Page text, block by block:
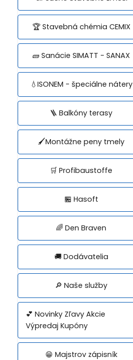
🏆 Stavebná chémia CEMIX
🧱 Sanácie SIMATT - SANAX
💧ISONEM - špeciálne nátery
🪜 Balkóny terasy
🖌️Montážne peny tmely
🛒 Profibaustoffe
🏪 Hasoft
🌈 Den Braven
🚚 Dodávatelia
🔎 Naše služby
💕 Novinky Zľavy Akcie
Výpredaj Kupóny
😁 Majstrov zápisník